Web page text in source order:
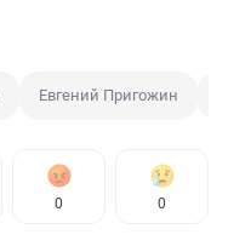
Евгений Пригожин
0 0